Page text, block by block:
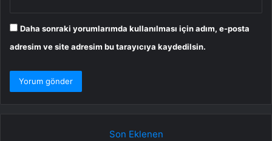
Daha sonraki yorumlarımda kullanılması için adım, e-posta
adresim ve site adresim bu tarayıcıya kaydedilsin.
Son Eklenen